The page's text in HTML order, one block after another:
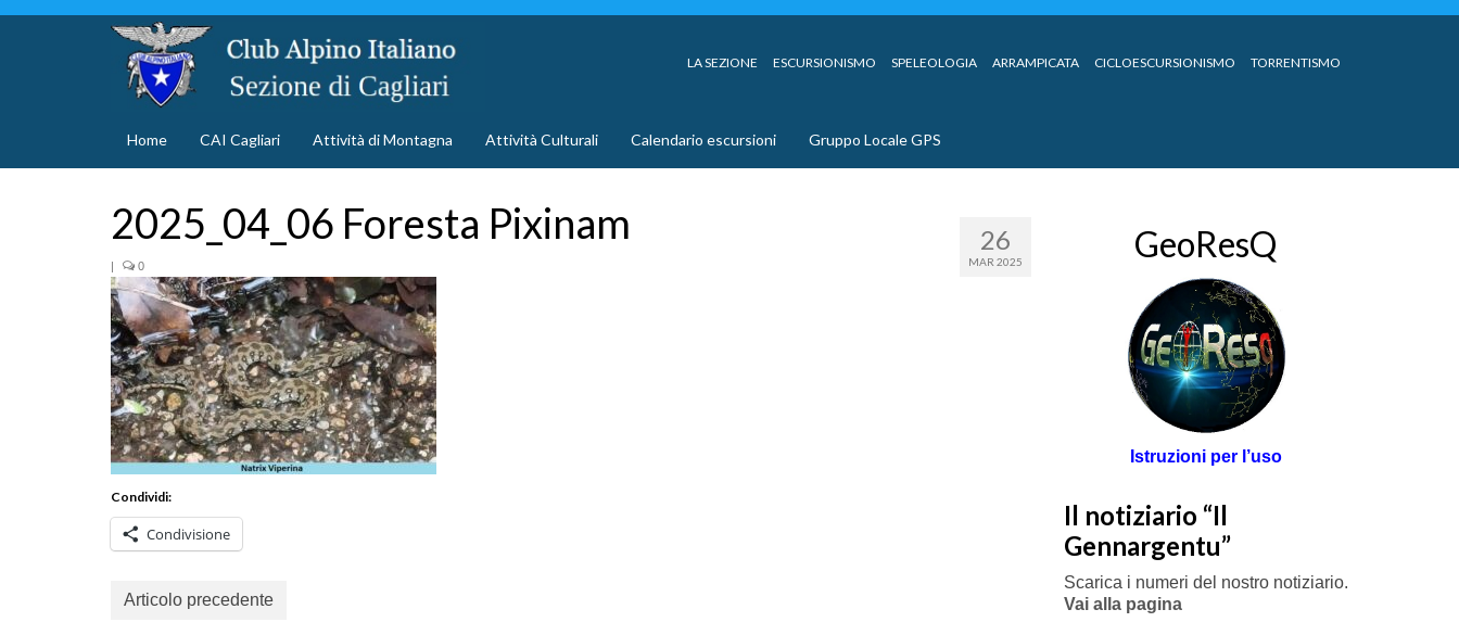
LA SEZIONE ESCURSIONISMO SPELEOLOGIA ARRAMPICATA CICLOESCURSIONISMO TORRENTISMO
Home CAI Cagliari Attività di Montagna Attività Culturali Calendario escursioni Gruppo Locale GPS
26
MAR 2025
2025_04_06 Foresta Pixinam
| 0
Condividi:
Condivisione
Articolo precedente
GeoResQ
Istruzioni per l’uso
Il notiziario “Il
Gennargentu”
Scarica i numeri del nostro notiziario.
Vai alla pagina